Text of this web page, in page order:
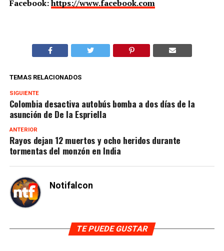
Facebook:https://www.facebook.com
TEMAS RELACIONADOS
SIGUIENTE
Colombia desactiva autobús bomba a dos días de la
asunción de De la Espriella
ANTERIOR
Rayos dejan 12 muertos y ocho heridos durante
tormentas del monzón en India
Notifalcon
TE PUEDE GUSTAR